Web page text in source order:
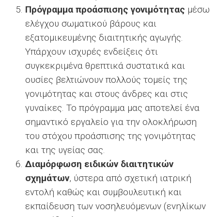
Πρόγραμμα προάσπισης γονιμότητας μέσω
ελέγχου σωματικού βάρους και
εξατομικευμένης διαιτητικής αγωγής.
Υπάρχουν ισχυρές ενδείξεις ότι
συγκεκριμένα θρεπτικά συστατικά και
ουσίες βελτιώνουν πολλούς τομείς της
γονιμότητας και στους άνδρες και στις
γυναίκες. Το πρόγραμμα μας αποτελεί ένα
σημαντικό εργαλείο για την ολοκλήρωση
του στόχου προάσπισης της γονιμότητας
και της υγείας σας.
Διαμόρφωση ειδικών διαιτητικών
σχημάτων, ύστερα από σχετική ιατρική
εντολή καθώς και συμβουλευτική και
εκπαίδευση των νοσηλευόμενων (ενηλίκων